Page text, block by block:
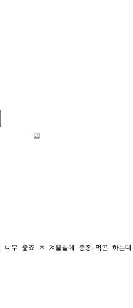
너무 좋죠 ㅎ 겨울철에 종종 먹곤 하는